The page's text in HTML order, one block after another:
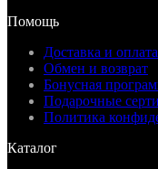
Помощь
Доставка и оплата
Обмен и возврат
Бонусная
Подарочные
Политика
Каталог